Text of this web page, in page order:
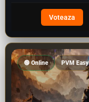
🟢 Online PVM Easy